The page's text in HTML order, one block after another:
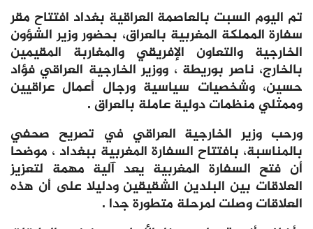
تم اليوم السبت بالعاصمة العراقية بغداد افتتاح مقر
سفارة المملكة المغربية بالعراق، بحضور وزير الشؤون
الخارجية والتعاون الإفريقي والمغاربة المقيمين
بالخارج، ناصر بوريطة ، ووزير الخارجية العراقي فؤاد
حسين، وشخصيات سياسية ورجال أعمال عراقيين
وممثلي منظمات دولية عاملة بالعراق .
ورحب وزير الخارجية العراقي في تصريح صحفي
بالمناسبة، بافتتاح السفارة المغربية ببغداد ، موضحا
أن فتح السفارة المغربية يعد آلية مهمة لتعزيز
العلاقات بين البلدين الشقيقين ودليلا على أن هذه
العلاقات وصلت لمرحلة متطورة جدا .